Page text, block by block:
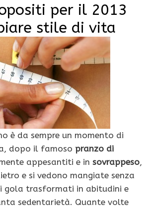
per il 2013
stile di vita
è da sempre un momento di
dopo il famoso pranzo di
appesantiti e in sovrappeso,
e si vedono mangiate senza
gola trasformati in abitudini e
sedentarietà. Quante volte